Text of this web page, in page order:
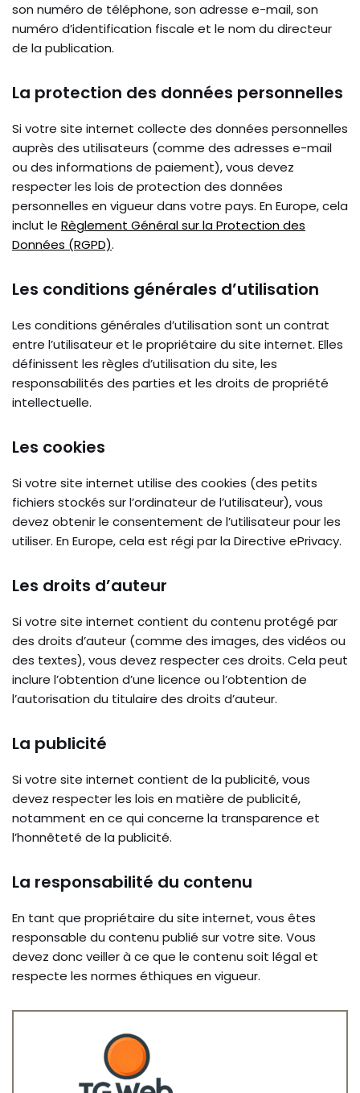
son numéro de téléphone, son adresse e-mail, son
numéro d’identification fiscale et le nom du directeur
de la publication.
La protection des données personnelles
Si votre site internet collecte des données personnelles
auprès des utilisateurs (comme des adresses e-mail
ou des informations de paiement), vous devez
respecter les lois de protection des données
personnelles en vigueur dans votre pays. En Europe, cela
inclut le Règlement Général sur la Protection des
Données (RGPD).
Les conditions générales d’utilisation
Les conditions générales d’utilisation sont un contrat
entre l’utilisateur et le propriétaire du site internet. Elles
définissent les règles d’utilisation du site, les
responsabilités des parties et les droits de propriété
intellectuelle.
Les cookies
Si votre site internet utilise des cookies (des petits
fichiers stockés sur l’ordinateur de l’utilisateur), vous
devez obtenir le consentement de l’utilisateur pour les
utiliser. En Europe, cela est régi par la Directive ePrivacy.
Les droits d’auteur
Si votre site internet contient du contenu protégé par
des droits d’auteur (comme des images, des vidéos ou
des textes), vous devez respecter ces droits. Cela peut
inclure l’obtention d’une licence ou l’obtention de
l’autorisation du titulaire des droits d’auteur.
La publicité
Si votre site internet contient de la publicité, vous
devez respecter les lois en matière de publicité,
notamment en ce qui concerne la transparence et
l’honnêteté de la publicité.
La responsabilité du contenu
En tant que propriétaire du site internet, vous êtes
responsable du contenu publié sur votre site. Vous
devez donc veiller à ce que le contenu soit légal et
respecte les normes éthiques en vigueur.